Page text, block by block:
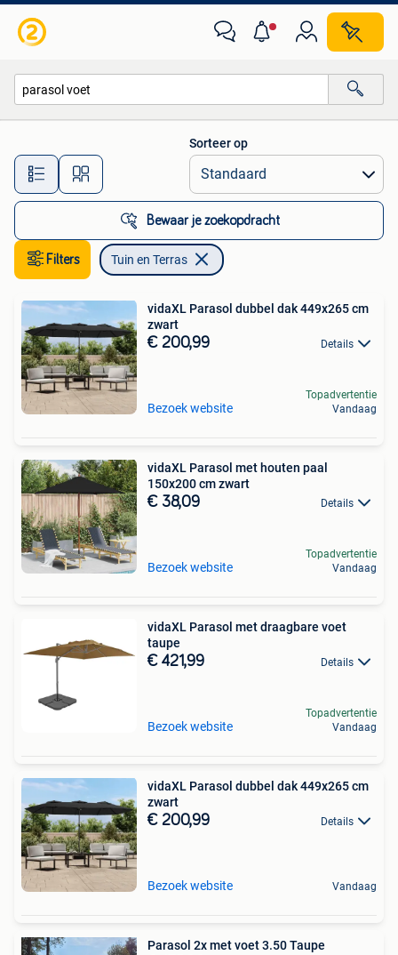
Alle afstanden…
Sorteer op
Bewaar je zoekopdracht
Filters Tuin en Terras
vidaXL Parasol dubbel dak 449x265 cm
zwart
€ 200,99 Details
Bezoek website
Topadvertentie
Vandaag
vidaXL Parasol met houten paal
150x200 cm zwart
€ 38,09 Details
Bezoek website
Topadvertentie
Vandaag
vidaXL Parasol met draagbare voet
taupe
€ 421,99 Details
Bezoek website
Topadvertentie
Vandaag
vidaXL Parasol dubbel dak 449x265 cm
zwart
€ 200,99 Details
Bezoek website Vandaag
Parasol 2x met voet 3.50 Taupe